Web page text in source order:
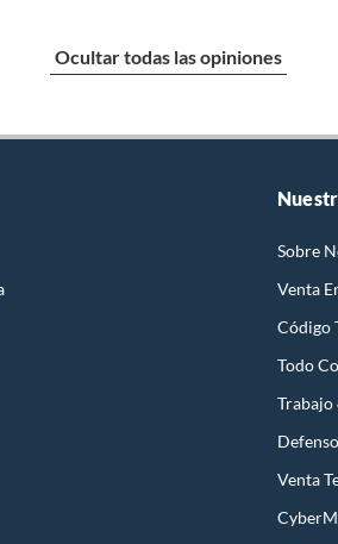
Ocultar todas las opiniones
Sobre
Venta
Código
Todo
Trabajo
Venta